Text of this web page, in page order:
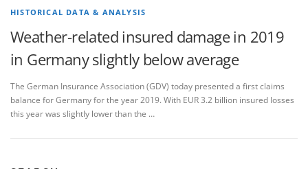
HISTORICAL DATA & ANALYSIS
Weather-related insured damage in 2019
in Germany slightly below average
The German Insurance Association (GDV) today presented a first claims
balance for Germany for the year 2019. With EUR 3.2 billion insured losses
this year was slightly lower than the …